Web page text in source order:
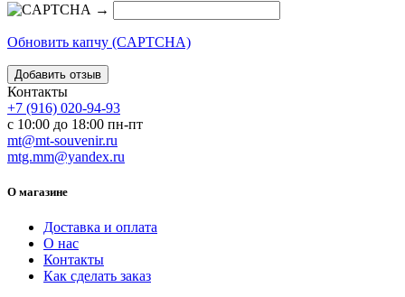
→
Обновить капчу (CAPTCHA)
Контакты
+7 (916) 020-94-93
с 10:00 до 18:00 пн-пт
mt@mt-souvenir.ru
mtg.mm@yandex.ru
О магазине
Доставка и оплата
О нас
Контакты
Как сделать заказ